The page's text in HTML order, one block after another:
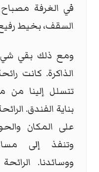
في الغرفة
السقف، بخيط
ومع ذلك بقي
الذاكرة. كانت
تتسلل إلينا
بناية الفندق.
على المكان
وتنفذ إلى
ووسائدنا.